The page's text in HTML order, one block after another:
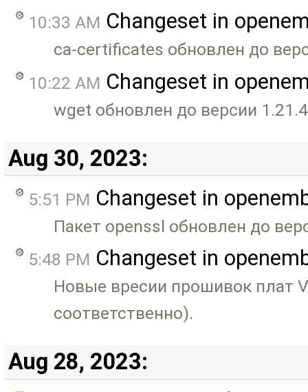
10:33 AM Changeset in
ca-certificates обновлен до
10:22 AM Changeset in
wget обновлен до версии
Aug 30, 2023:
5:51 PM Changeset in
Пакет openssl обновлен до
5:48 PM Changeset in
Новые вресии прошивок плат
соответственно).
Aug 28, 2023: